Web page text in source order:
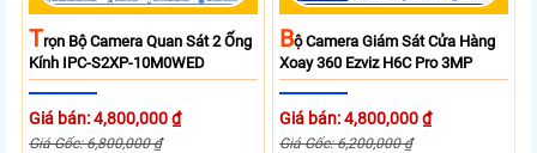
TRọn Bộ Camera Quan Sát 2 Ống
Kính IPC-S2XP-10M0WED
Giá bán: 4,800,000 ₫
Giá Gốc: 6,800,000 ₫
BỘ Camera Giám Sát Cửa Hàng
Xoay 360 Ezviz H6C Pro 3MP
Giá bán: 4,800,000 ₫
Giá Gốc: 6,200,000 ₫